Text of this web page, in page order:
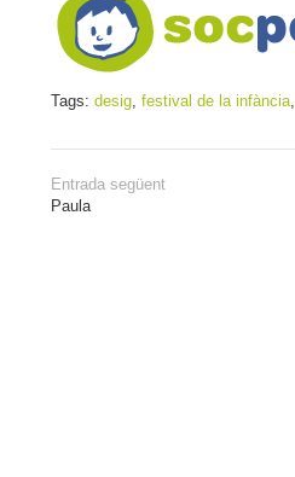
Tags: desig, festival de la infància,
Entrada següent
Paula